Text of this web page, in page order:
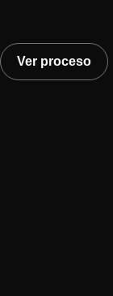
Ver proceso